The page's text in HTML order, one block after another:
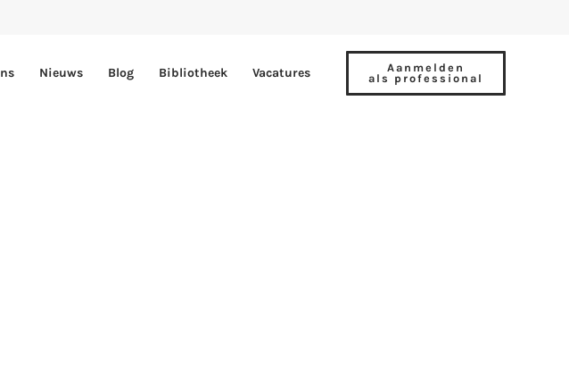
Nieuws Blog Bibliotheek Vacatures
Aanmelden
als professional